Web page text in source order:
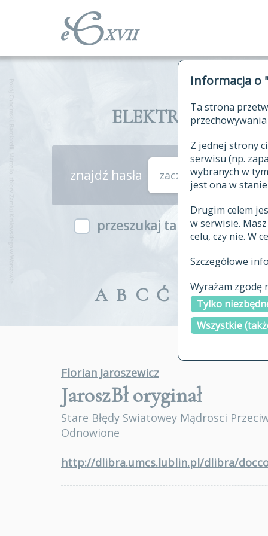
Informacja o
Ta strona
Z jednej strony
serwisu (np.
wybranych w
jest ona w
Drugim celem
w serwisie.
celu, czy nie. W
Szczegółowe
Wyrażam zgodę
Tylko
Wszystkie
znajdź hasła zaczynające się od
przeszukaj także hasła w
A B C Ć E F G
Florian Jaroszewicz
JaroszBłoryginał
Stare Błędy Swiatowey Mądrosci
Odnowione
http://dlibra.umcs.lublin.pl/dlibra/